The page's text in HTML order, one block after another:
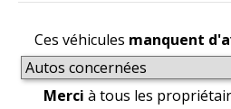
Ces véhicules manquent
Merci à tous les